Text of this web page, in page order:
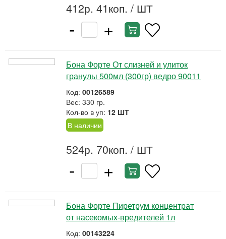
412р. 41коп. / ШТ
- +
Бона Форте От слизней и улиток
гранулы 500мл (300гр) ведро 90011
Код: 00126589
Вес: 330 гр.
Кол-во в уп: 12 ШТ
В наличии
524р. 70коп. / ШТ
- +
Бона Форте Пиретрум концентрат
от насекомых-вредителей 1л
Код: 00143224